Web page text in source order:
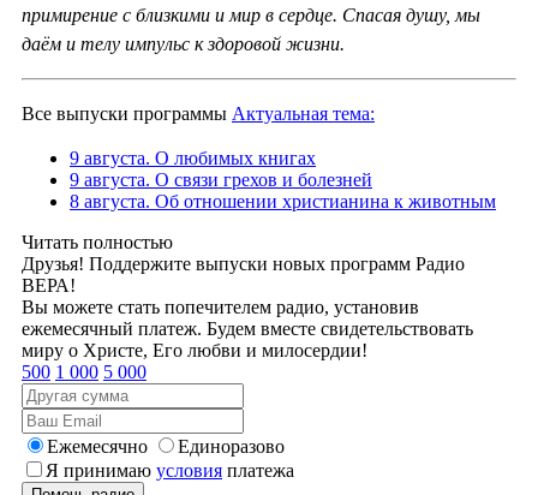
примирение с близкими и мир в сердце. Спасая душу, мы
даём и телу импульс к здоровой жизни.
Все выпуски программы Актуальная тема:
9 августа. О любимых книгах
9 августа. О связи грехов и болезней
8 августа. Об отношении христианина к животным
Читать полностью
Друзья! Поддержите выпуски новых программ Радио
ВЕРА!
Вы можете стать попечителем радио, установив
ежемесячный платеж. Будем вместе свидетельствовать
миру о Христе, Его любви и милосердии!
500 1 000 5 000
Ежемесячно
Единоразово
Я принимаю условия платежа